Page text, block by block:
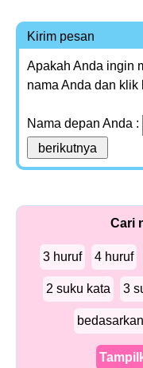
Kirim pesan
Apakah Anda ingin
nama Anda dan klik
Nama depan Anda :
Cari
3 huruf 4 huruf
2 suku kata 3